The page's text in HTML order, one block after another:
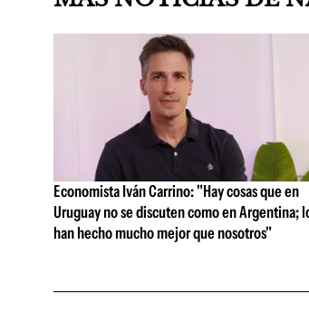
Economista Iván Carrino: "Hay cosas que en
Uruguay no se discuten como en Argentina;
han hecho mucho mejor que nosotros"